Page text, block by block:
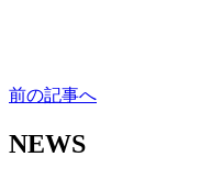
前の記事へ
NEWS